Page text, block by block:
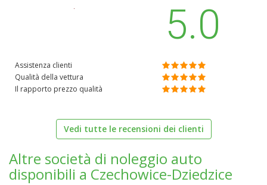
5.0
Assistenza clienti
Qualità della vettura
Il rapporto prezzo qualità
Vedi tutte le recensioni dei clienti
Altre società di noleggio auto
disponibili a Czechowice-Dziedzice